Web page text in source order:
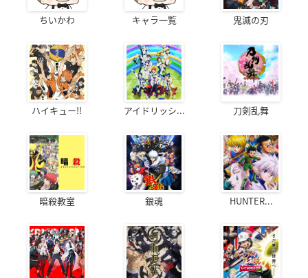
ちいかわ キャラ一覧 鬼滅の刃
ハイキュー!! アイドリッシ... 刀剣乱舞
暗殺教室 銀魂 HUNTER...